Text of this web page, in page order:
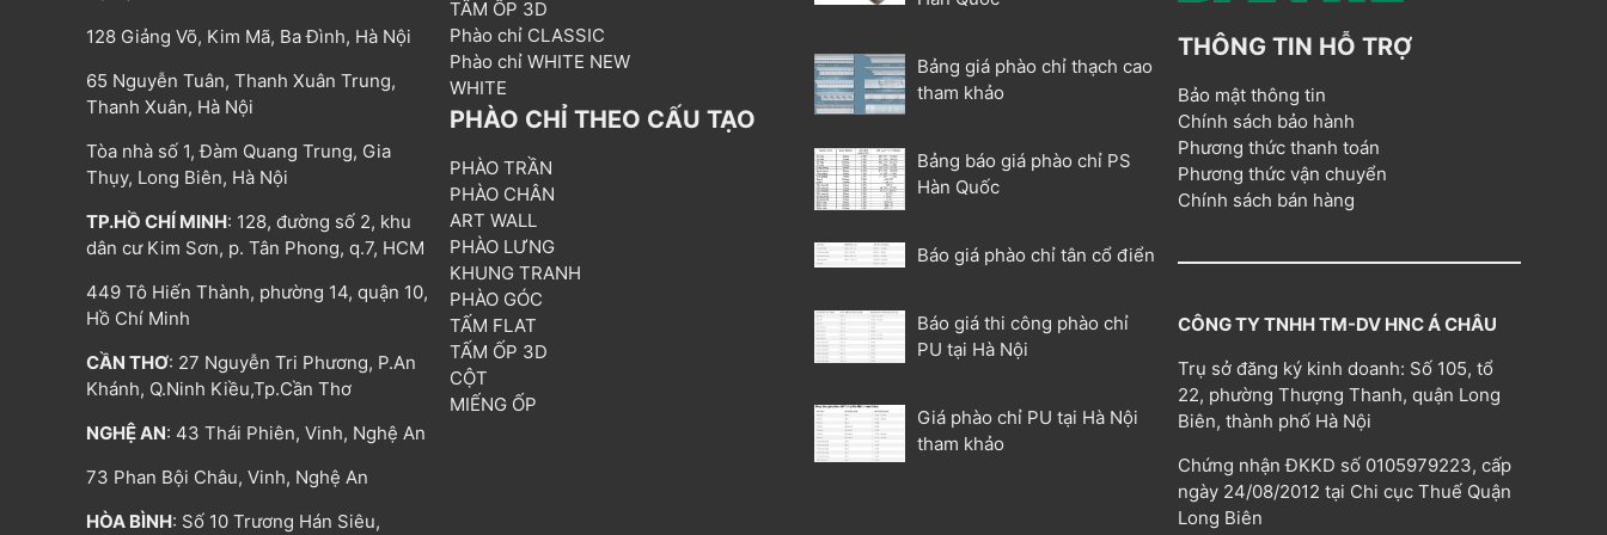
128 Giảng Võ, Kim Mã, Ba Đình, Hà Nội
65 Nguyễn Tuân, Thanh Xuân Trung,
Thanh Xuân, Hà Nội
Tòa nhà số 1, Đàm Quang Trung, Gia
Thụy, Long Biên, Hà Nội
TP.HỒ CHÍ MINH: 128, đường số 2, khu
dân cư Kim Sơn, p. Tân Phong, q.7, HCM
449 Tô Hiến Thành, phường 14, quận 10,
Hồ Chí Minh
CẦN THƠ: 27 Nguyễn Tri Phương, P.An
Khánh, Q.Ninh Kiều,Tp.Cần Thơ
NGHỆ AN: 43 Thái Phiên, Vinh, Nghệ An
73 Phan Bội Châu, Vinh, Nghệ An
HÒA BÌNH: Số 10 Trương Hán Siêu,
TẤM ỐP 3D
Phào chỉ CLASSIC
Phào chỉ WHITE NEW
WHITE
PHÀO CHỈ THEO CẤU TẠO
PHÀO TRẦN
PHÀO CHÂN
ART WALL
PHÀO LƯNG
KHUNG TRANH
PHÀO GÓC
TẤM FLAT
TẤM ỐP 3D
CỘT
MIẾNG ỐP
Bảng giá phào chỉ thạch cao
tham khảo
Bảng báo giá phào chỉ PS
Hàn Quốc
Báo giá phào chỉ tân cổ điển
Báo giá thi công phào chỉ
PU tại Hà Nội
Giá phào chỉ PU tại Hà Nội
tham khảo
THÔNG TIN HỖ TRỢ
Bảo mật thông tin
Chính sách bảo hành
Phương thức thanh toán
Phương thức vận chuyển
Chính sách bán hàng
CÔNG TY TNHH TM-DV HNC Á CHÂU
Trụ sở đăng ký kinh doanh: Số 105, tổ
22, phường Thượng Thanh, quận Long
Biên, thành phố Hà Nội
Chứng nhận ĐKKD số 0105979223, cấp
ngày 24/08/2012 tại Chi cục Thuế Quận
Long Biên